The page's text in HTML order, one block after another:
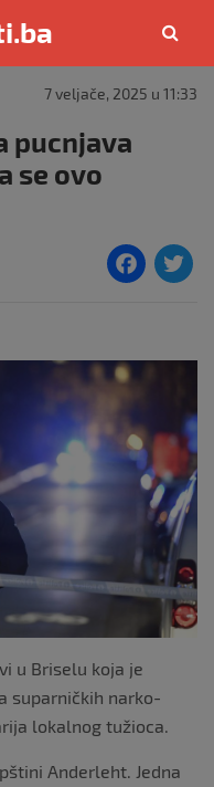
7 veljače, 2025 u 11:33
pucnjava
se ovo
F
e
o
o
k
u Briselu koja je
suparničkih narko-
lokalnog tužioca.
Anderleht. Jedna